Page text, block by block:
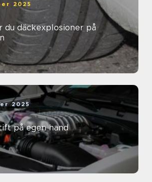
2025
du däckexplosioner på
2025
på egen hand